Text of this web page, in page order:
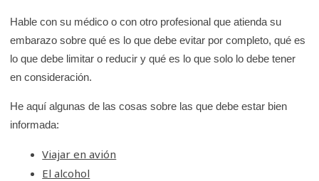
d
d
s
Hable con su médico o con otro profesional que atienda su
embarazo sobre qué es lo que debe evitar por completo, qué es
lo que debe limitar o reducir y qué es lo que solo lo debe tener
en consideración.
He aquí algunas de las cosas sobre las que debe estar bien
informada:
Viajar en avión
El alcohol